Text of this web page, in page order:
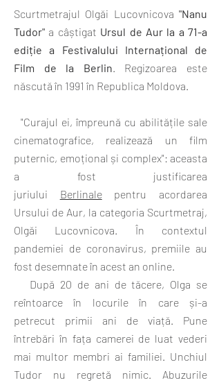
Scurtmetrajul Olgăi Lucovnicova "Nanu
Tudor" a câștigat Ursul de Aur la a 71-a
ediție a Festivalului Internațional de
Film de la Berlin. Regizoarea este
născută în 1991 în Republica Moldova.
"Curajul ei, împreună cu abilitățile sale
cinematografice, realizează un film
puternic, emoțional și complex": aceasta
a fost justificarea
juriului Berlinalepentru acordarea
Ursului de Aur, la categoria Scurtmetraj,
Olgăi Lucovnicova. În contextul
pandemiei de coronavirus, premiile au
fost desemnate în acest an online.
După 20 de ani de tăcere, Olga se
reîntoarce în locurile în care și-a
petrecut primii ani de viață. Pune
întrebări în fața camerei de luat vederi
mai multor membri ai familiei. Unchiul
Tudor nu regretă nimic. Abuzurile